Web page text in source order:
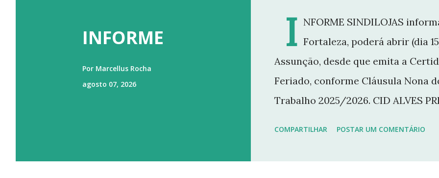
INFORME
Por Marcellus Rocha
agosto 07, 2026
I NFORME SINDILOJAS
Fortaleza, poderá abrir (dia
Assunção, desde que emita a
Feriado, conforme Cláusula Nona
Trabalho 2025/2026. CID ALVES
COMPARTILHAR POSTAR UM COMENTÁRIO